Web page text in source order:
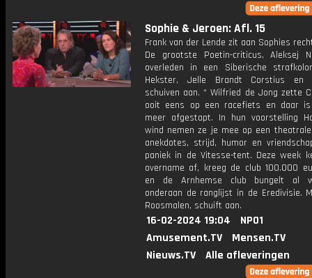
Sophie & Jeroen: Afl. 15
Frank van der Lende zit aan Sophies
De grootste Poetin-criticus, Aleksej
overleden in een Siberische
Hekster, Jelle Brandt Corstius en
schuiven aan. * Wilfried de Jong zette
ooit eens op een racefiets en daar
meer afgestapt. In hun voorstelling
wind nemen ze je mee op een
anekdotes, strijd, humor en
paniek in de Vitesse-tent. Deze week
overname af, kreeg de club 100.000
en de Arnhemse club bungelt al
onderaan de ranglijst in de Eredivisie.
Roosmalen, schuift aan.
16-02-2024 19:04
NPO1
Amusement.TV
Mensen.TV
Nieuws.TV
Alle afleveringen